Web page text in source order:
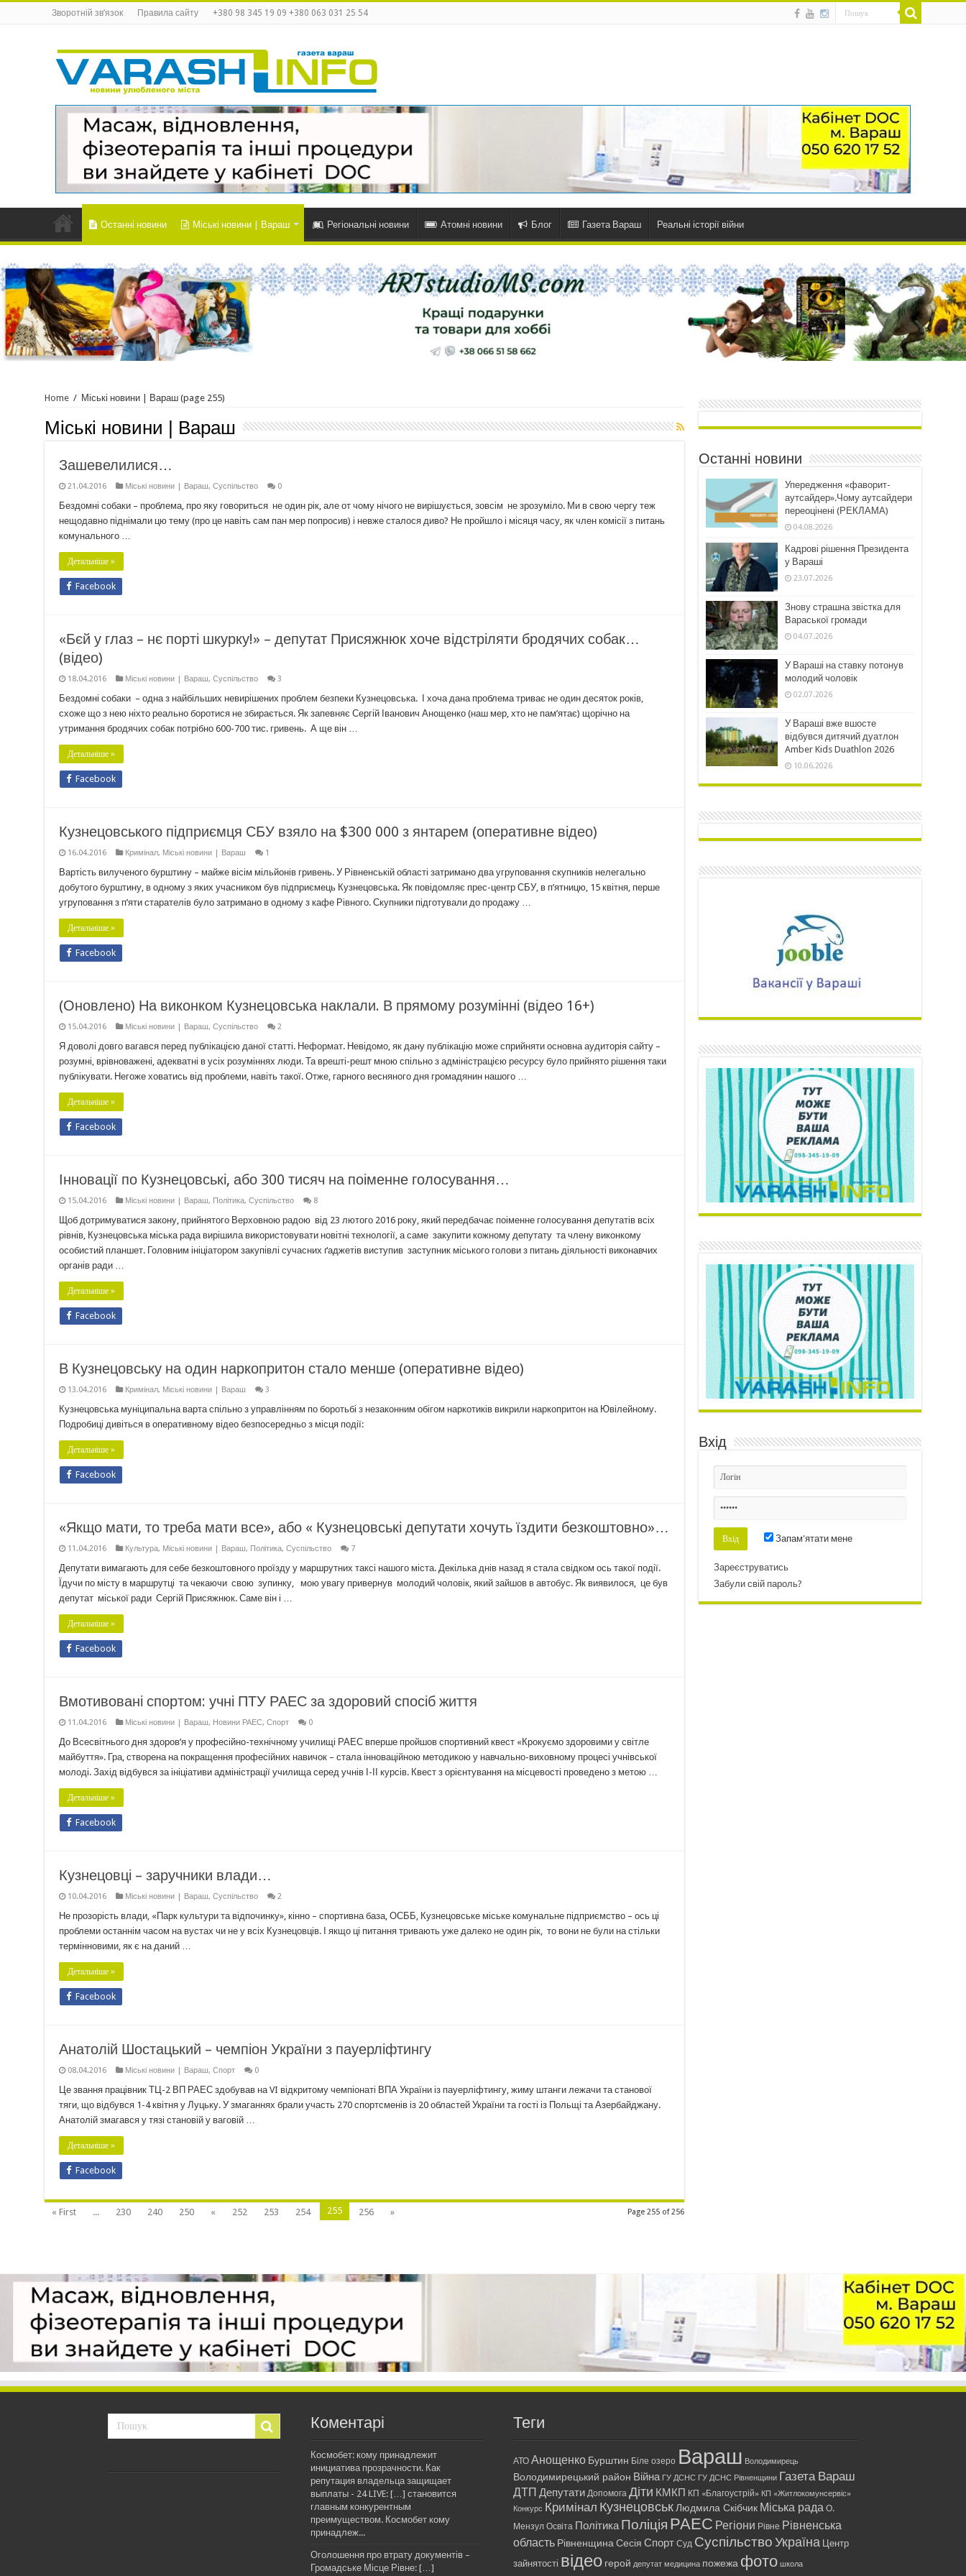
Зворотній зв’язок Правила сайту +380 98 345 19 09 +380 063 031 25 54
Останні новини Міські новини | Вараш Регіональні новини Атомні новини Блог Газета Вараш Реальні історії війни
Home / Міські новини | Вараш (page 255)
Міські новини | Вараш
Зашевелилися…
21.04.2016 Міські новини | Вараш, Суспільство 0
Бездомні собаки – проблема, про яку говориться не один рік, але от чому нічого не вирішується, зовсім не зрозуміло. Ми в свою чергу теж
нещодавно піднімали цю тему (про це навіть сам пан мер попросив) і невже сталося диво? Не пройшло і місяця часу, як член комісії з питань
комунального …
Детальніше »
Facebook
«Бєй у глаз – нє порті шкурку!» – депутат Присяжнюк хоче відстріляти бродячих собак…
(відео)
18.04.2016 Міські новини | Вараш, Суспільство 3
Бездомні собаки – одна з найбільших невирішених проблем безпеки Кузнецовська. І хоча дана проблема триває не один десяток років,
схоже що з нею ніхто реально боротися не збирається. Як запевняє Сергій Іванович Анощенко (наш мер, хто не пам’ятає) щорічно на
утримання бродячих собак потрібно 600-700 тис. гривень. А ще він …
Детальніше »
Facebook
Кузнецовського підприємця СБУ взяло на $300 000 з янтарем (оперативне відео)
16.04.2016 Кримінал, Міські новини | Вараш 1
Вартість вилученого бурштину – майже вісім мільйонів гривень. У Рівненській області затримано два угруповання скупників нелегально
добутого бурштину, в одному з яких учасником був підприємець Кузнецовська. Як повідомляє прес-центр СБУ, в п’ятницю, 15 квітня, перше
угруповання з п’яти старателів було затримано в одному з кафе Рівного. Скупники підготували до продажу …
Детальніше »
Facebook
(Оновлено) На виконком Кузнецовська наклали. В прямому розумінні (відео 16+)
15.04.2016 Міські новини | Вараш, Суспільство 2
Я доволі довго вагався перед публікацією даної статті. Неформат. Невідомо, як дану публікацію може сприйняти основна аудиторія сайту –
розумні, врівноважені, адекватні в усіх розуміннях люди. Та врешті-решт мною спільно з адміністрацією ресурсу було прийнято рішення таки
публікувати. Негоже ховатись від проблеми, навіть такої. Отже, гарного весняного дня громадянин нашого …
Детальніше »
Facebook
Інновації по Кузнецовські, або 300 тисяч на поіменне голосування…
15.04.2016 Міські новини | Вараш, Політика, Суспільство 8
Щоб дотримуватися закону, прийнятого Верховною радою від 23 лютого 2016 року, який передбачає поіменне голосування депутатів всіх
рівнів, Кузнецовська міська рада вирішила використовувати новітні технології, а саме закупити кожному депутату та члену виконкому
особистий планшет. Головним ініціатором закупівлі сучасних ґаджетів виступив заступник міського голови з питань діяльності виконавчих
органів ради …
Детальніше »
Facebook
В Кузнецовську на один наркопритон стало менше (оперативне відео)
13.04.2016 Кримінал, Міські новини | Вараш 3
Кузнецовська муніципальна варта спільно з управлінням по боротьбі з незаконним обігом наркотиків викрили наркопритон на Ювілейному.
Подробиці дивіться в оперативному відео безпосередньо з місця події:
Детальніше »
Facebook
«Якщо мати, то треба мати все», або « Кузнецовські депутати хочуть їздити безкоштовно»…
11.04.2016 Культура, Міські новини | Вараш, Політика, Суспільство 7
Депутати вимагають для себе безкоштовного проїзду у маршрутних таксі нашого міста. Декілька днів назад я стала свідком ось такої події.
Їдучи по місту в маршрутці та чекаючи свою зупинку, мою увагу привернув молодий чоловік, який зайшов в автобус. Як виявилося, це був
депутат міської ради Сергій Присяжнюк. Саме він і …
Детальніше »
Facebook
Вмотивовані спортом: учні ПТУ РАЕС за здоровий спосіб життя
11.04.2016 Міські новини | Вараш, Новини РАЕС, Спорт 0
До Всесвітнього дня здоров’я у професійно-технічному училищі РАЕС вперше пройшов спортивний квест «Крокуємо здоровими у світле
майбуття». Гра, створена на покращення професійних навичок – стала інноваційною методикою у навчально-виховному процесі учнівської
молоді. Захід відбувся за ініціативи адміністрації училища серед учнів І-ІІ курсів. Квест з орієнтування на місцевості проведено з метою …
Детальніше »
Facebook
Кузнецовці – заручники влади…
10.04.2016 Міські новини | Вараш, Суспільство 2
Не прозорість влади, «Парк культури та відпочинку», кінно – спортивна база, ОСББ, Кузнецовське міське комунальне підприємство – ось ці
проблеми останнім часом на вустах чи не у всіх Кузнецовців. І якщо ці питання тривають уже далеко не один рік, то вони не були на стільки
термінновими, як є на даний …
Детальніше »
Facebook
Анатолій Шостацький – чемпіон України з пауерліфтингу
08.04.2016 Міські новини | Вараш, Спорт 0
Це звання працівник ТЦ-2 ВП РАЕС здобував на VI відкритому чемпіонаті ВПА України із пауерліфтингу, жиму штанги лежачи та станової
тяги, що відбувся 1-4 квітня у Луцьку. У змаганнях брали участь 270 спортсменів із 20 областей України та гості із Польщі та Азербайджану.
Анатолій змагався у тязі становій у ваговій …
Детальніше »
Facebook
Page 255 of 256
« First ... 230 240 250 « 252 253 254 255 256 »
Останні новини
Упередження «фаворит-
аутсайдер».Чому аутсайдери
переоцінені (РЕКЛАМА)
04.08.2026
Кадрові рішення Президента
у Вараші
23.07.2026
Знову страшна звістка для
Вараської громади
04.07.2026
У Вараші на ставку потонув
молодий чоловік
02.07.2026
У Вараші вже вшосте
відбувся дитячий дуатлон
Amber Kids Duathlon 2026
10.06.2026
Вхід
Запам'ятати мене
Зареєструватись
Забули свій пароль?
Коментарі
Космобет: кому принадлежит
инициатива прозрачности. Как
репутация владельца защищает
выплаты - 24 LIVE: […] становится
главным конкурентным
преимуществом. Космобет кому
принадлеж...
Оголошення про втрату документів –
Громадське Місце Рівне: […]
Теги
АТО Анощенко Бурштин Біле озеро Вараш Володимирець
Володимирецький район Війна ГУ ДСНС ГУ ДСНС Рівненщини Газета Вараш
ДТП Депутати Допомога Діти КМКП КП «Благоустрій» КП «Житлокомунсервіс»
Конкурс Кримінал Кузнецовськ Людмила Скібчик Міська рада О.
Мензул Освіта Політика Поліція РАЕС Регіони Рівне Рівненська
область Рівненщина Сесія Спорт Суд Суспільство Україна
Центр
зайнятості відео герой депутат медицина пожежа фото школа